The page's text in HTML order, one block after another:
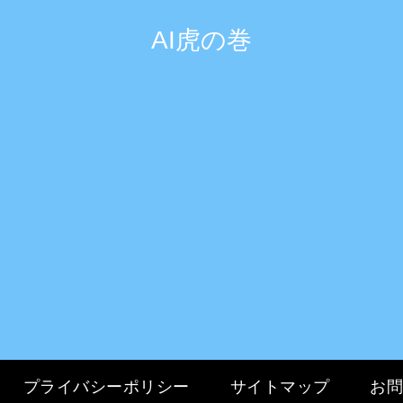
AI虎の巻
プライバシーポリシー サイトマップ お